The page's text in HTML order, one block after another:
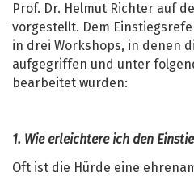
Prof. Dr. Helmut Richter auf
vorgestellt. Dem
in drei Workshops, in denen
aufgegriffen und unter
bearbeitet wurden:
1. Wie erleichtere ich den
Oft ist die Hürde eine